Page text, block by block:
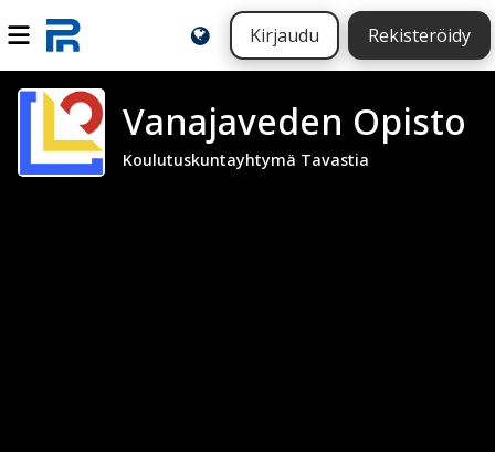
Kirjaudu Rekisteröidy
Vanajaveden Opisto
Koulutuskuntayhtymä Tavastia